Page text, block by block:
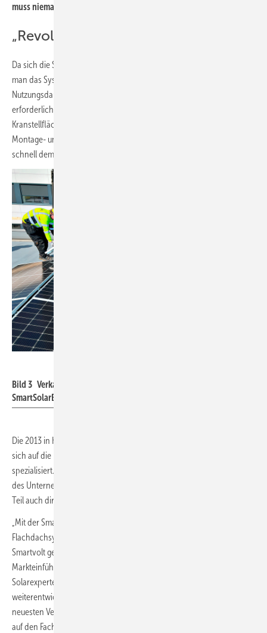
muss niemand schwere Steine schleppen.
„Revolution für Flachdächer“
Da sich die SmartSolarBox auch schnell wieder abbauen lässt, kann
man das System auch auf Dächern errichten, für die während der
Nutzungsdauer der Photovoltaik-Anlage noch eine Sanierung
erforderlich wird. Eingesetzt wird die SmartSolarBox auch auf
Kranstellflächen von Windkraftanlagen. Wird die Kranstellfläche für
Montage- und Reparatureinsätze benötigt, kann die Solaranlage
schnell demontiert und anschließend wieder aufgestellt werden.
Bild 3 Verkaufsschlager in Norwegen: Die Sun-Net AG errichtet die
SmartSolarBox als Exklusivpartner in Skandinavien.
Die 2013 in Herzogenbuchsee (Schweiz) gegründete Smartvolt AG hat
sich auf die Entwicklung und Lizenzierung der SmartSolarBox
spezialisiert. Das faltbare Solarsystem wird von den Lizenzpartnern
des Unternehmens im In- und Ausland produziert, verkauft und zum
Teil auch direkt installiert.
„Mit der SmartSolarBox wollen wir den internationalen Solarmarkt für
Flachdachsysteme revolutionieren“, erklärt Andreas Fankhauser, der
Smartvolt gemeinsam mit Andreas Mader leitet. Seit der
Markteinführung in der Schweiz im Jahr 2015 haben die
Solarexperten das System intensiv in der Praxis erprobt und ständig
weiterentwickelt. Mader: „Sämtliche Optimierungsideen wurden in der
neuesten Version SmartSolarBox 5.0 umgesetzt. Sie ist unsere Antwort
auf den Fachkräftemangel bei der Umsetzung der Energiewende.